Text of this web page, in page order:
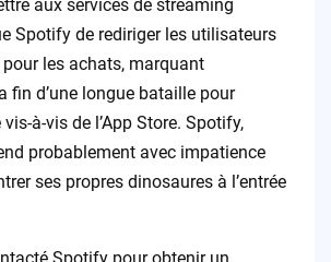
aux services de streaming
Spotify de rediriger les utilisateurs
les achats, marquant
fin d’une longue bataille pour
vis-à-vis de l’App Store. Spotify,
probablement avec impatience
ses propres dinosaures à l’entrée